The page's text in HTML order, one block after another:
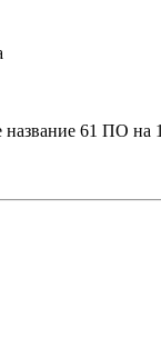
61 ПО на